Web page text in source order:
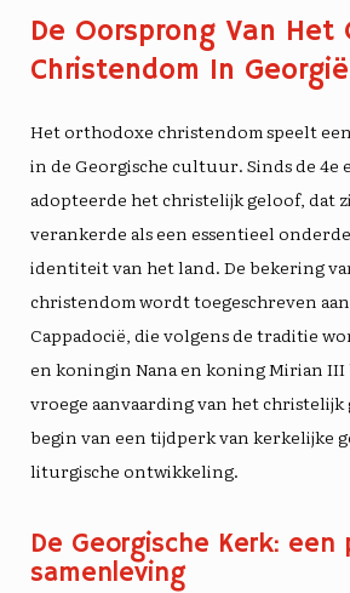
De Oorsprong Van Het
Christendom In Georgië
Het orthodoxe christendom speelt
in de Georgische cultuur. Sinds de 4e
adopteerde het christelijk geloof, dat
verankerde als een essentieel
identiteit van het land. De bekering
christendom wordt toegeschreven
Cappadocië, die volgens de traditie
en koningin Nana en koning Mirian III
vroege aanvaarding van het
begin van een tijdperk van kerkelijke
liturgische ontwikkeling.
De Georgische Kerk: een
samenleving